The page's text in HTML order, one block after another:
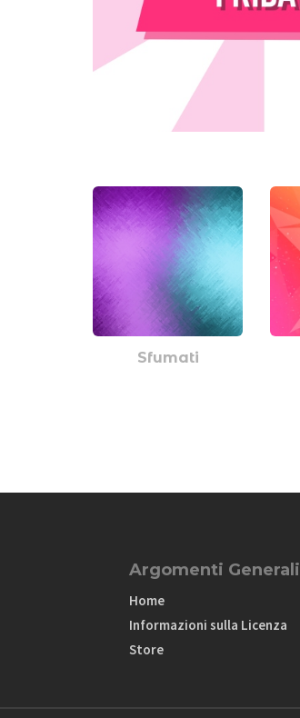
Sfumati
Argomenti Generali
Home
Informazioni sulla Licenza
Store